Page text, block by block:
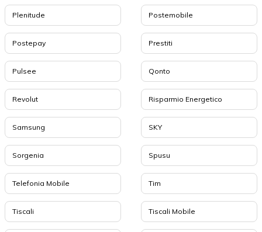
Plenitude Postemobile
Postepay Prestiti
Pulsee Qonto
Revolut Risparmio Energetico
Samsung SKY
Sorgenia Spusu
Telefonia Mobile Tim
Tiscali Tiscali Mobile